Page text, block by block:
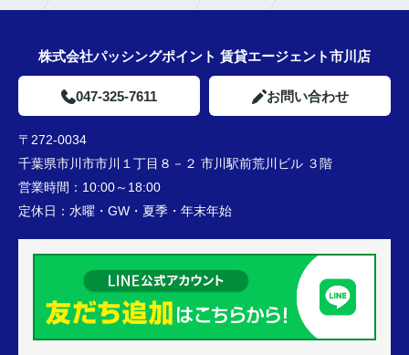
株式会社パッシングポイント 賃貸エージェント市川店
047-325-7611 お問い合わせ
〒272-0034
千葉県市川市市川１丁目８－２ 市川駅前荒川ビル ３階
営業時間： 10:00～18:00
定休日： 水曜・GW・夏季・年末年始